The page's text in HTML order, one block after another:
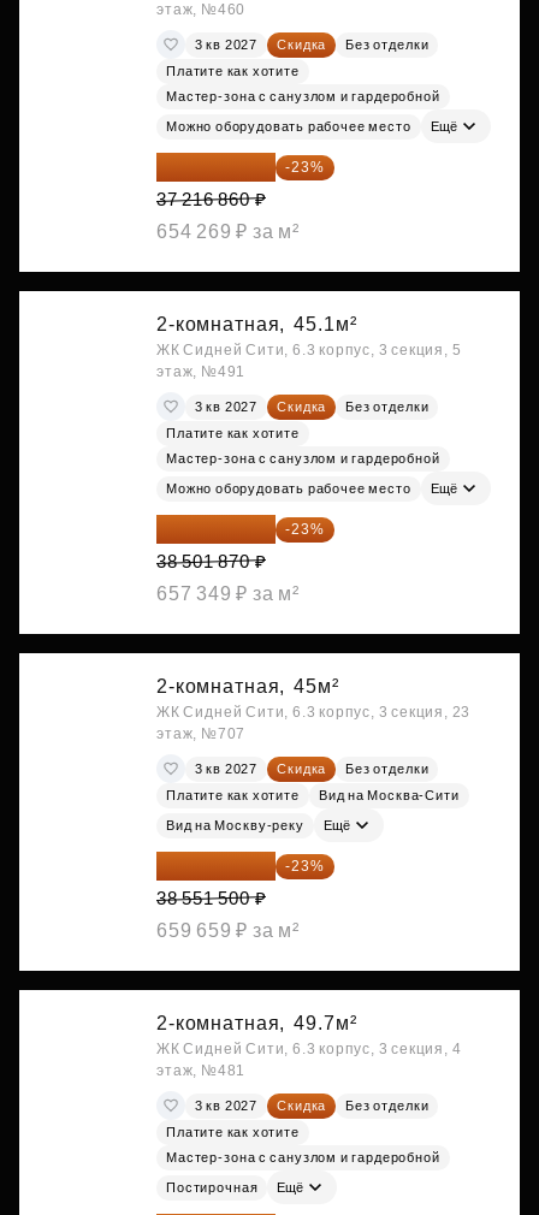
этаж, №460
3 кв 2027 Скидка
Без отделки
Платите как хотите
Мастер-зона с санузлом и гардеробной
Можно оборудовать рабочее место Ещё
28 656 982 ₽ -23%
37 216 860 ₽
654 269 ₽ за м²
2-комнатная, 45.1м²
ЖК Сидней Сити, 6.3 корпус, 3 секция, 5
этаж, №491
3 кв 2027 Скидка
Без отделки
Платите как хотите
Мастер-зона с санузлом и гардеробной
Можно оборудовать рабочее место Ещё
29 646 440 ₽ -23%
38 501 870 ₽
657 349 ₽ за м²
2-комнатная, 45м²
ЖК Сидней Сити, 6.3 корпус, 3 секция, 23
этаж, №707
3 кв 2027 Скидка
Без отделки
Платите как хотите
Вид на Москва-Сити
Вид на Москву-реку Ещё
29 684 655 ₽ -23%
38 551 500 ₽
659 659 ₽ за м²
2-комнатная, 49.7м²
ЖК Сидней Сити, 6.3 корпус, 3 секция, 4
этаж, №481
3 кв 2027 Скидка
Без отделки
Платите как хотите
Мастер-зона с санузлом и гардеробной
Постирочная Ещё